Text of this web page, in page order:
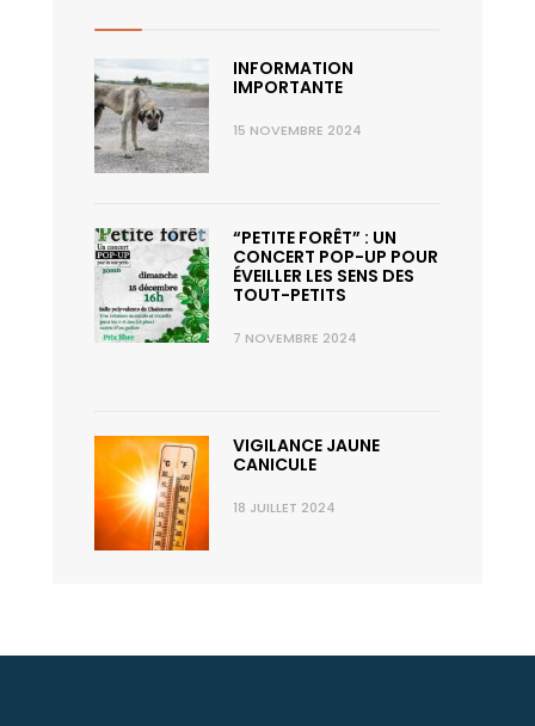
11 août
Mardi
12 août
Mercredi 34°
INFORMATION
IMPORTANTE
15 NOVEMBRE 2024
“PETITE FORÊT” : UN
CONCERT POP-UP POUR
ÉVEILLER LES SENS DES
TOUT-PETITS
7 NOVEMBRE 2024
VIGILANCE JAUNE
CANICULE
18 JUILLET 2024